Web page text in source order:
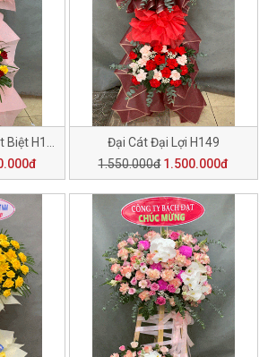
Đại Cát Đại Lợi H149
1.550.000đ 1.500.000đ